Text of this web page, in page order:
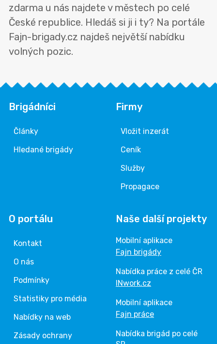
zdarma u nás najdete v městech po celé
České republice. Hledáš si ji i ty? Na portále
Fajn-brigady.cz najdeš největší nabídku
volných pozic.
Brigádníci
Články
Hledané brigády
Firmy
Vložit inzerát
Ceník
Služby
Propagace
O portálu
Kontakt
O nás
Podmínky
Statistiky pro média
Nabídky na web
Zásady ochrany
Naše další projekty
Mobilní aplikace
Fajn brigády
Nabídka práce z celé ČR
INwork.cz
Mobilní aplikace
Fajn práce
Nabídka brigád po celé